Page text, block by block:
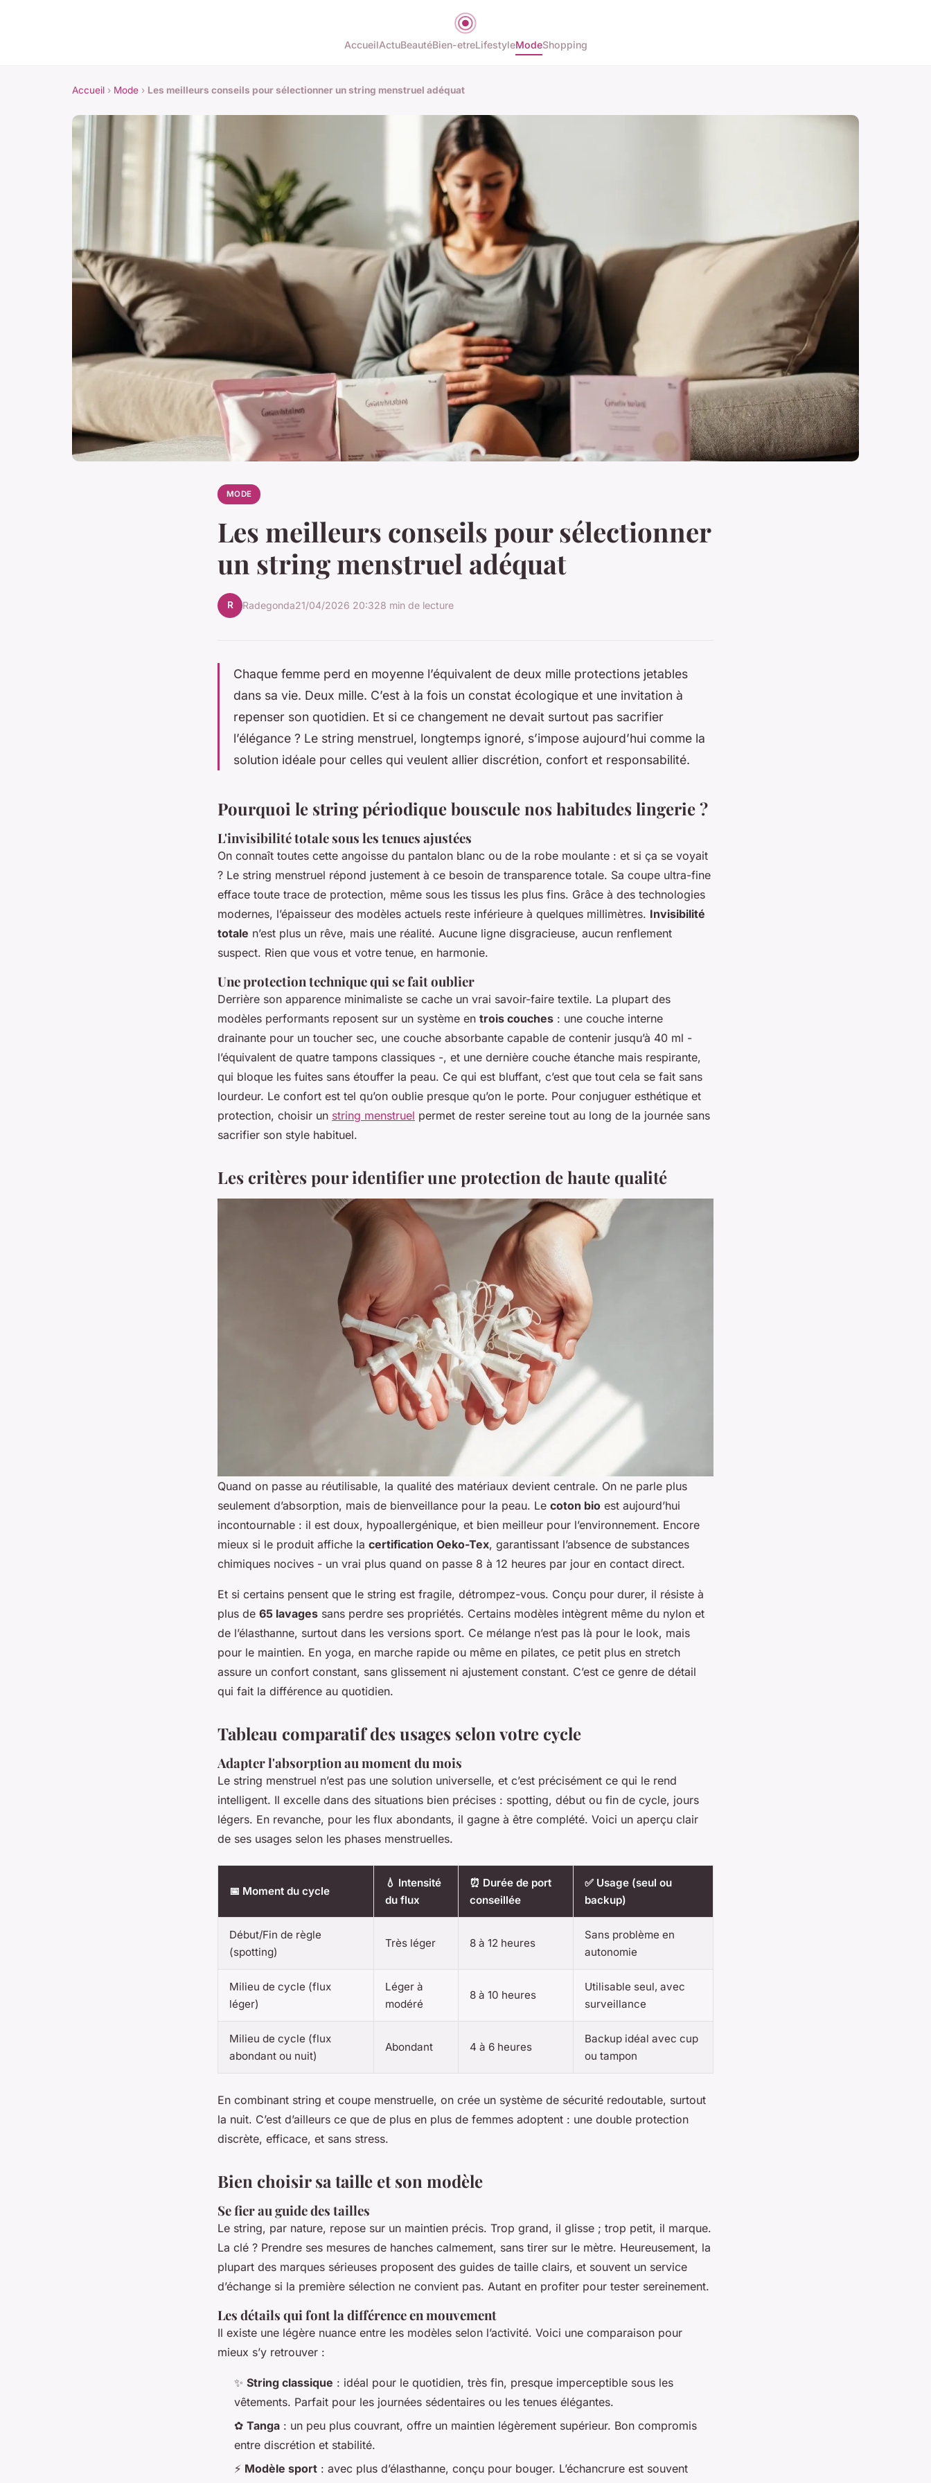
AccueilActuBeautéBien-etreLifestyleModeShopping
Accueil › Mode › Les meilleurs conseils pour sélectionner un string menstruel adéquat
MODE
Les meilleurs conseils pour sélectionner
un string menstruel adéquat
R Radegonda21/04/2026 20:328 min de lecture
Chaque femme perd en moyenne l’équivalent de deux mille protections jetables
dans sa vie. Deux mille. C’est à la fois un constat écologique et une invitation à
repenser son quotidien. Et si ce changement ne devait surtout pas sacrifier
l’élégance ? Le string menstruel, longtemps ignoré, s’impose aujourd’hui comme la
solution idéale pour celles qui veulent allier discrétion, confort et responsabilité.
Pourquoi le string périodique bouscule nos habitudes lingerie ?
L'invisibilité totale sous les tenues ajustées
On connaît toutes cette angoisse du pantalon blanc ou de la robe moulante : et si ça se voyait
? Le string menstruel répond justement à ce besoin de transparence totale. Sa coupe ultra-fine
efface toute trace de protection, même sous les tissus les plus fins. Grâce à des technologies
modernes, l’épaisseur des modèles actuels reste inférieure à quelques millimètres. Invisibilité
totale n’est plus un rêve, mais une réalité. Aucune ligne disgracieuse, aucun renflement
suspect. Rien que vous et votre tenue, en harmonie.
Une protection technique qui se fait oublier
Derrière son apparence minimaliste se cache un vrai savoir-faire textile. La plupart des
modèles performants reposent sur un système en trois couches : une couche interne
drainante pour un toucher sec, une couche absorbante capable de contenir jusqu’à 40 ml -
l’équivalent de quatre tampons classiques -, et une dernière couche étanche mais respirante,
qui bloque les fuites sans étouffer la peau. Ce qui est bluffant, c’est que tout cela se fait sans
lourdeur. Le confort est tel qu’on oublie presque qu’on le porte. Pour conjuguer esthétique et
protection, choisir un string menstruel permet de rester sereine tout au long de la journée sans
sacrifier son style habituel.
Les critères pour identifier une protection de haute qualité
Quand on passe au réutilisable, la qualité des matériaux devient centrale. On ne parle plus
seulement d’absorption, mais de bienveillance pour la peau. Le coton bio est aujourd’hui
incontournable : il est doux, hypoallergénique, et bien meilleur pour l’environnement. Encore
mieux si le produit affiche la certification Oeko-Tex, garantissant l’absence de substances
chimiques nocives - un vrai plus quand on passe 8 à 12 heures par jour en contact direct.
Et si certains pensent que le string est fragile, détrompez-vous. Conçu pour durer, il résiste à
plus de 65 lavages sans perdre ses propriétés. Certains modèles intègrent même du nylon et
de l’élasthanne, surtout dans les versions sport. Ce mélange n’est pas là pour le look, mais
pour le maintien. En yoga, en marche rapide ou même en pilates, ce petit plus en stretch
assure un confort constant, sans glissement ni ajustement constant. C’est ce genre de détail
qui fait la différence au quotidien.
Tableau comparatif des usages selon votre cycle
Adapter l'absorption au moment du mois
Le string menstruel n’est pas une solution universelle, et c’est précisément ce qui le rend
intelligent. Il excelle dans des situations bien précises : spotting, début ou fin de cycle, jours
légers. En revanche, pour les flux abondants, il gagne à être complété. Voici un aperçu clair
de ses usages selon les phases menstruelles.
📅 Moment du cycle
💧 Intensité
du flux
⏰ Durée de port
conseillée
✅ Usage (seul ou
backup)
Début/Fin de règle
(spotting)
Très léger 8 à 12 heures
Sans problème en
autonomie
Milieu de cycle (flux
léger)
Léger à
modéré
8 à 10 heures
Utilisable seul, avec
surveillance
Milieu de cycle (flux
abondant ou nuit)
Abondant 4 à 6 heures
Backup idéal avec cup
ou tampon
En combinant string et coupe menstruelle, on crée un système de sécurité redoutable, surtout
la nuit. C’est d’ailleurs ce que de plus en plus de femmes adoptent : une double protection
discrète, efficace, et sans stress.
Bien choisir sa taille et son modèle
Se fier au guide des tailles
Le string, par nature, repose sur un maintien précis. Trop grand, il glisse ; trop petit, il marque.
La clé ? Prendre ses mesures de hanches calmement, sans tirer sur le mètre. Heureusement, la
plupart des marques sérieuses proposent des guides de taille clairs, et souvent un service
d’échange si la première sélection ne convient pas. Autant en profiter pour tester sereinement.
Les détails qui font la différence en mouvement
Il existe une légère nuance entre les modèles selon l’activité. Voici une comparaison pour
mieux s’y retrouver :
✨ String classique : idéal pour le quotidien, très fin, presque imperceptible sous les
vêtements. Parfait pour les journées sédentaires ou les tenues élégantes.
✿ Tanga : un peu plus couvrant, offre un maintien légèrement supérieur. Bon compromis
entre discrétion et stabilité.
⚡ Modèle sport : avec plus d’élasthanne, conçu pour bouger. L’échancrure est souvent